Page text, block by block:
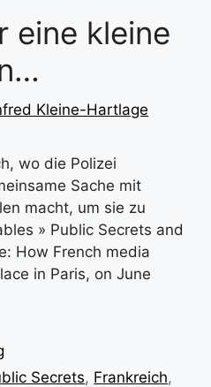
eine kleine
Kleine-Hartlage
wo die Polizei
Sache mit
macht, um sie zu
» Public Secrets and
How French media
in Paris, on June
Secrets, Frankreich,